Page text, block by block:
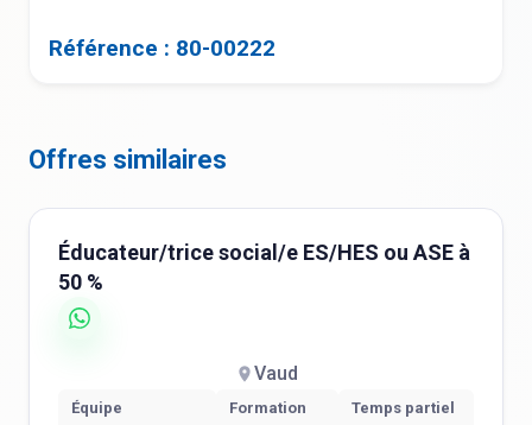
Référence : 80-00222
Offres similaires
Éducateur/trice social/e ES/HES ou ASE à
50 %
Vaud
Équipe
Formation
Temps partiel